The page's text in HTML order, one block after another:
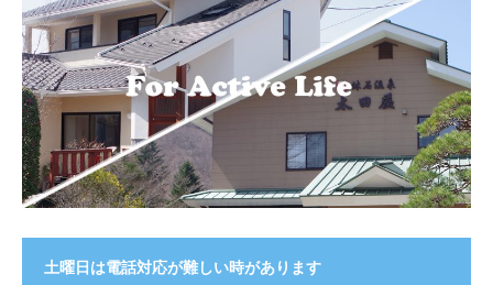
土曜日は電話対応が難しい時があります